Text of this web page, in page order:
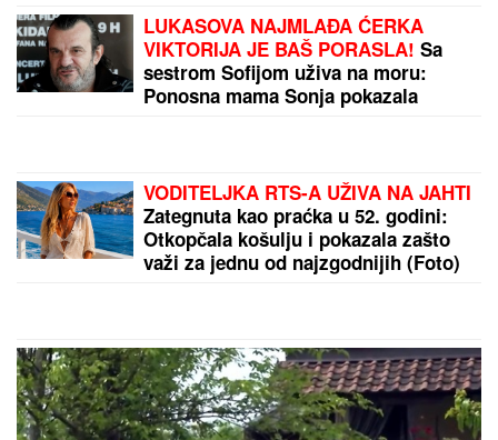
LUKASOVA NAJMLAĐA ĆERKA
VIKTORIJA JE BAŠ PORASLA! Sa
sestrom Sofijom uživa na moru:
Ponosna mama Sonja pokazala
VODITELJKA RTS-A UŽIVA NA JAHTI
Zategnuta kao praćka u 52. godini:
Otkopčala košulju i pokazala zašto
važi za jednu od najzgodnijih (Foto)